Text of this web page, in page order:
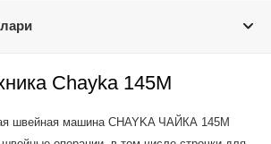
Chayka 145М
швейная машина CHAYKA ЧАЙКА 145М